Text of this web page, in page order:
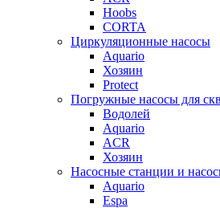
Hoobs
CORTA
Циркуляционные насосы
Aquario
Хозяин
Protect
Погружные насосы для
Водолей
Aquario
ACR
Хозяин
Насосные станции и
Aquario
Espa